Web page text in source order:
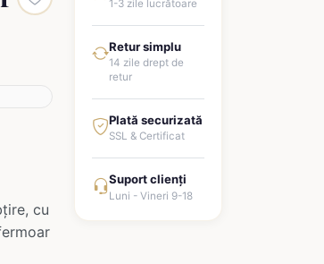
cu
1-3 zile lucrătoare
Retur simplu
14 zile drept de
retur
Plată securizată
SSL & Certificat
Suport clienți
Luni - Vineri 9-18